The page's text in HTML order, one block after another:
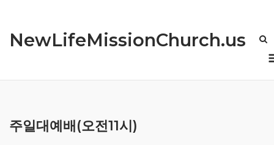
content
NewLifeMissionChurch.us
주일대예배(오전11시)